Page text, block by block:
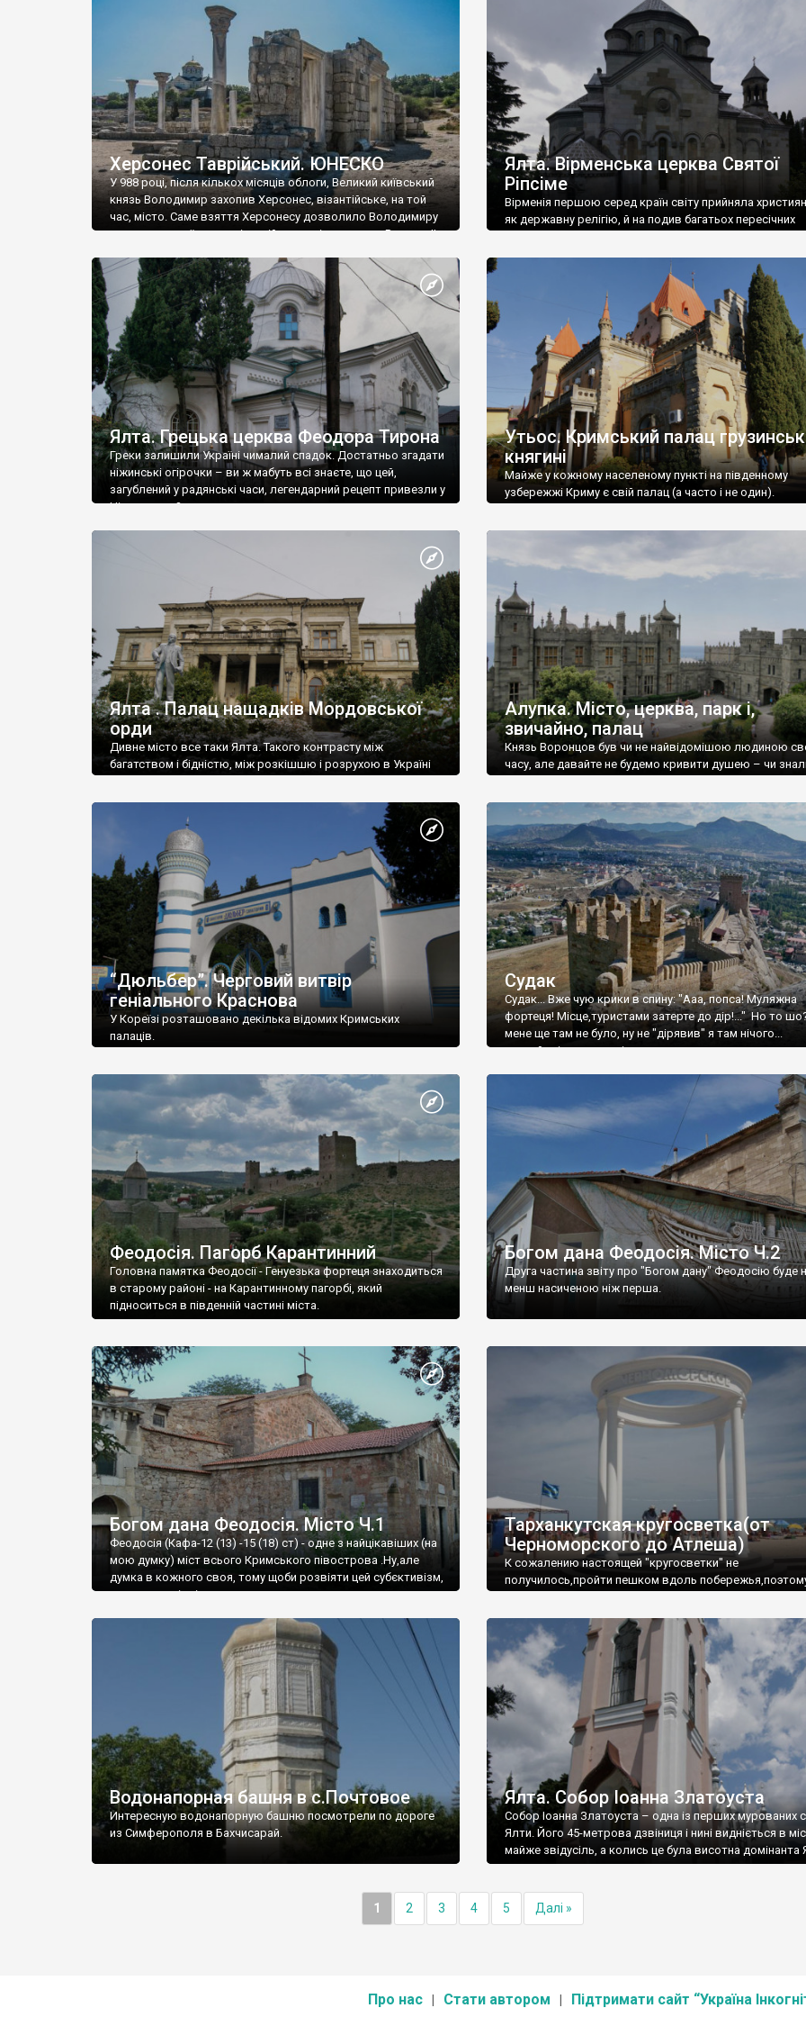
візантійської доби. Раритети викрадені з фондів об’єкту
культурної спадщини ЮНЕСКО «Херсонеса Таврійського».
Офіційно – на виставку «Золото Візантії», але експерти та
влада в Україні вважають це лише […]
називаються «повстяками» (postaki)…” “Вино. Крим
виробляє відмінне вино і його вдосталь: воно все
легке біле і дуже […]
Херсонес Таврійський. ЮНЕСКО
У 988 році, після кількох місяців облоги, Великий київський
князь Володимир захопив Херсонес, візантійське, на той
час, місто. Саме взяття Херсонесу дозволило Володимиру
диктувати свої умови візантійському імператору Василю ІІ,
Херсонесі Володимир-язичник, став Василем-
християнином. А потім було Хрещення Русі. На честь
Херсонесу Таврійського названо місто […]
Ялта. Вірменська церква Святої
Ріпсіме
Вірменія першою серед країн світу прийняла
як державну релігію, й на подив багатьох пересічних
Ялта. Грецька церква Феодора Тирона
Греки залишили Україні чималий спадок. Достатньо згадати
ніжинські огірочки – ви ж мабуть всі знаєте, що цей,
загублений у радянські часи, легендарний рецепт привезли у
Ніжин греки?
Утьос. Кримський палац
княгині
Майже у кожному населеному пункті на південному
узбережжі Криму є свій палац (а часто і не один).
Ялта . Палац нащадків Мордовської
орди
Дивне місто все таки Ялта. Такого контрасту між
багатством і бідністю, між розкішшю і розрухою в Україні
Алупка. Місто, церква, парк і,
звичайно, палац
Князь Воронцов був чи не найвідомішою людиною
часу, але давайте не будемо кривити душею – чи
“Дюльбер”. Черговий витвір
геніального Краснова
У Кореїзі розташовано декілька відомих Кримських
палаців.
Судак
Судак... Вже чую крики в спину: "Ааа, попса! Муляжна
фортеця! Місце,туристами затерте до дір!..." Но то
мене ще там не було, ну не "дірявив" я там нічого...
принаймні до цього літа.
Феодосія. Пагорб Карантинний
Головна памятка Феодосії - Генуезька фортеця знаходиться
в старому районі - на Карантинному пагорбі, який
підноситься в південній частині міста.
Богом дана Феодосія. Місто Ч.2
Друга частина звіту про "Богом дану" Феодосію буде
менш насиченою ніж перша.
Богом дана Феодосія. Місто Ч.1
Феодосія (Кафа-12 (13) -15 (18) ст) - одне з найцікавіших (на
мою думку) міст всього Кримського півострова .Ну,але
думка в кожного своя, тому щоби розвіяти цей субєктивізм,
запрошую відвідати це
Тарханкутская кругосветка(от
Черноморского до Атлеша)
К сожалению настоящей "кругосветки" не
получилось,пройти пешком вдоль
Водонапорная башня в с.Почтовое
Интересную водонапорную башню посмотрели по дороге
из Симферополя в Бахчисарай.
Ялта. Собор Іоанна Златоуста
Собор Іоанна Златоуста – одна із перших мурованих
Ялти. Його 45-метрова дзвіниця і нині видніється в
майже звідусіль, а колись це була висотна домінанта
1 2 3 4 5 Далі »
Про нас Стати автором Підтримати сайт “Україна